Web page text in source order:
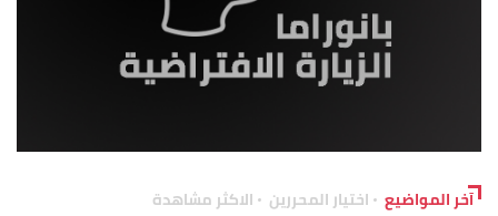
آخر المواضيع اختيار المحررين الاكثر مشاهدة